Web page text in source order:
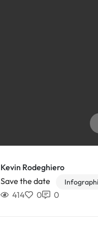
Kevin Rodeghiero
Save the date
414 0 0